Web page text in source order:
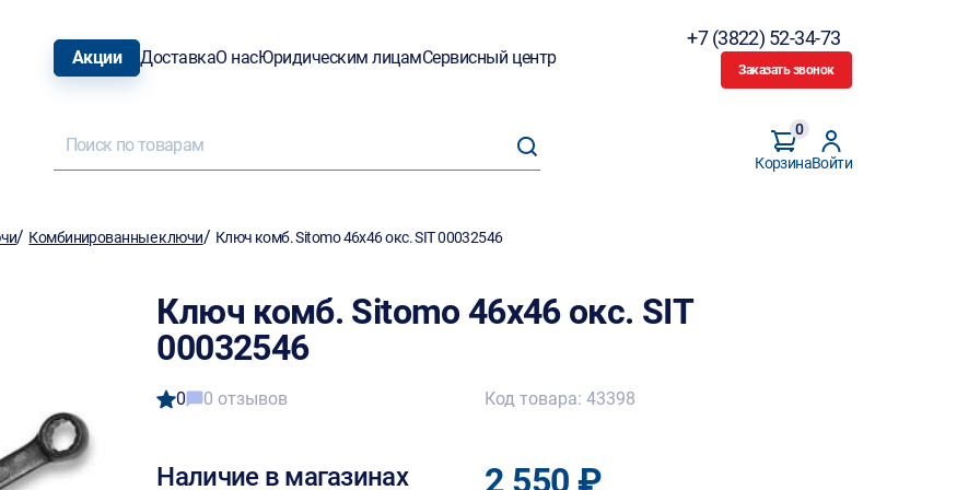
Акции ДоставкаО насЮридическим лицамСервисный центр
+7 (3822) 52-34-73
Заказать звонок
Корзина
0
Войти
/ Комбинированные ключи/ Ключ комб. Sitomo 46х46 окс. SIT 00032546
Ключ комб. Sitomo 46х46 окс. SIT
00032546
0 0 отзывов
Наличие в магазинах
Код товара: 43398
2 550 ₽